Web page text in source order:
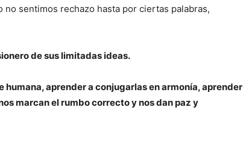
sentimos rechazo hasta por ciertas palabras,
de sus limitadas ideas.
aprender a conjugarlas en armonía, aprender
marcan el rumbo correcto y nos dan paz y